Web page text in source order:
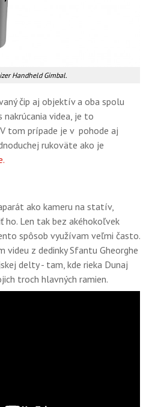
Handheld Gimbal.
čip aj objektív a oba spolu
videa, je to
tom prípade je v pohode aj
rukoväte ako je
ako kameru na statív,
ho. Len tak bez akéhokoľvek
spôsob využívam veľmi často.
z dedinky Sfantu Gheorghe
delty - tam, kde rieka Dunaj
troch hlavných ramien.